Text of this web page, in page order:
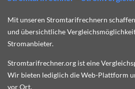
Mit unseren Stromtarifrechnern
und übersichtliche
Stromanbieter.
Stromtarifrechner.org ist eine
Wir bieten lediglich die Web-Plattform
vor Ort.